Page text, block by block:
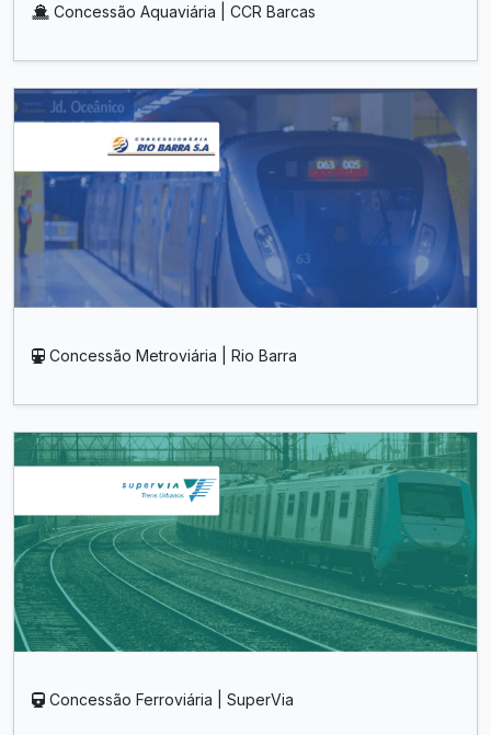
Concessão Aquaviária | CCR Barcas
Concessão Metroviária | Rio Barra
Concessão Ferroviária | SuperVia